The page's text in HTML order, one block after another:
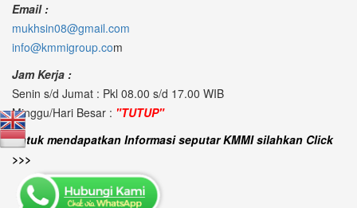
Email :
mukhsin08@gmail.com
info@kmmigroup.com
Jam Kerja :
Senin s/d Jumat : Pkl 08.00 s/d 17.00 WIB
Minggu/Hari Besar : "TUTUP"
untuk mendapatkan Informasi seputar KMMI silahkan Click
>>>